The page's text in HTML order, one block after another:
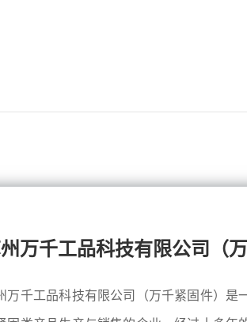
万千工品科技有限公司（万
万千工品科技有限公司（万千紧固件）是